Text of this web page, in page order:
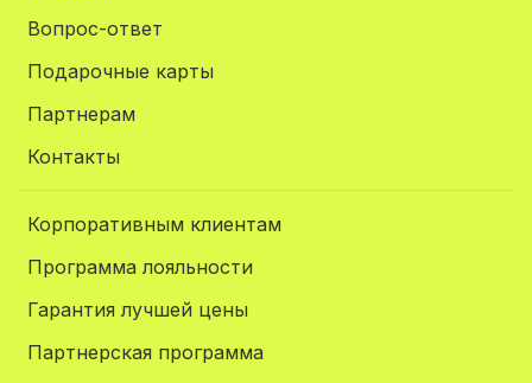
Вопрос-ответ
Подарочные карты
Партнерам
Контакты
Корпоративным клиентам
Программа лояльности
Гарантия лучшей цены
Партнерская программа